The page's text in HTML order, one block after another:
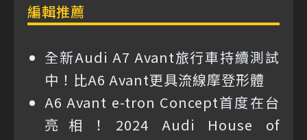
編輯推薦
全新Audi A7 Avant旅行車持續測試
中！比A6 Avant更具流線摩登形體
A6 Avant e-tron Concept首度在台
亮相！2024 Audi House of